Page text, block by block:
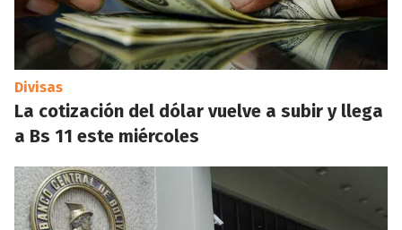
Divisas
La cotización del dólar vuelve a subir y llega
a Bs 11 este miércoles